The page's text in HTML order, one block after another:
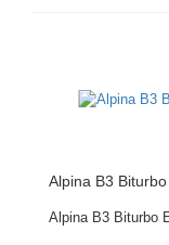
Alpina B3
Alpina B3 Biturbo